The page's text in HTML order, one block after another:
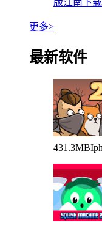
更多>
最新软件
431.3MB